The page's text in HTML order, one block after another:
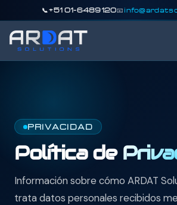
📞 +51 01-6489120📧
PRIVACIDAD
Política de
Información sobre cómo ARDAT
trata datos personales recibidos